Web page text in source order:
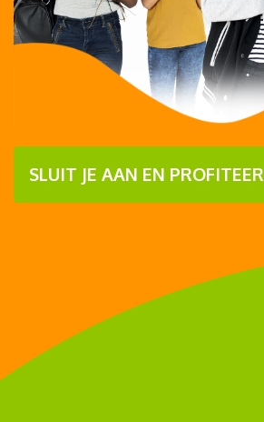
SLUIT JE AAN EN PROFITEER